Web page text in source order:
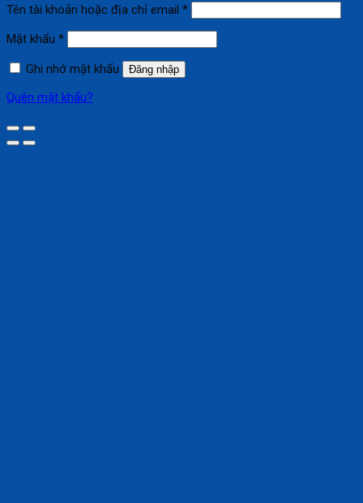
Tên tài khoản hoặc địa chỉ email *Bắt
buộc
Mật khẩu *Bắt
buộc
Ghi nhớ mật khẩu
Đăng nhập
Quên mật khẩu?